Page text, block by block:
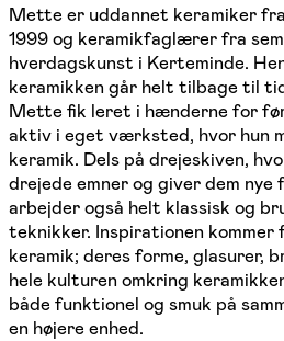
Mette er uddannet keramiker
1999 og keramikfaglærer fra
hverdagskunst i Kerteminde.
keramikken går helt tilbage til
Mette fik leret i hænderne for
aktiv i eget værksted, hvor hun
keramik. Dels på drejeskiven,
drejede emner og giver dem nye
arbejder også helt klassisk og
teknikker. Inspirationen
keramik; deres forme, glasurer,
hele kulturen omkring
både funktionel og smuk på
en højere enhed.